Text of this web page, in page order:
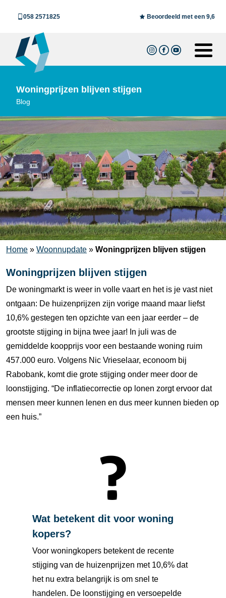
058 2571825 Beoordeeld met een 9,6
Woningprijzen blijven stijgen
Blog
Home » Woonnupdate » Woningprijzen blijven stijgen
Woningprijzen blijven stijgen
De woningmarkt is weer in volle vaart en het is je vast niet
ontgaan: De huizenprijzen zijn vorige maand maar liefst
10,6% gestegen ten opzichte van een jaar eerder – de
grootste stijging in bijna twee jaar! In juli was de
gemiddelde koopprijs voor een bestaande woning ruim
457.000 euro. Volgens Nic Vrieselaar, econoom bij
Rabobank, komt die grote stijging onder meer door de
loonstijging. “De inflatiecorrectie op lonen zorgt ervoor dat
mensen meer kunnen lenen en dus meer kunnen bieden op
een huis.”
Wat betekent dit voor woning
kopers?
Voor woningkopers betekent de recente
stijging van de huizenprijzen met 10,6% dat
het nu extra belangrijk is om snel te
handelen. De loonstijging en versoepelde